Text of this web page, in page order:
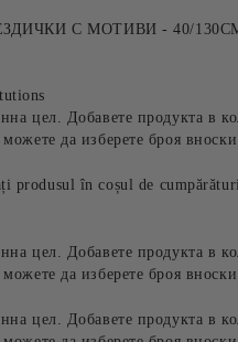
С МОТИВИ - 40/
цел. Добавете продукта в
да изберете броя вноски
produsul în coșul de
цел. Добавете продукта в
да изберете броя вноски
цел. Добавете продукта в